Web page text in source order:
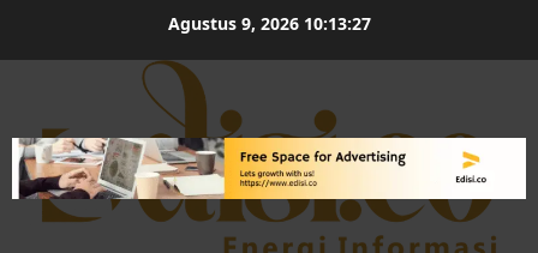
Agustus 9, 2026 10:13:28